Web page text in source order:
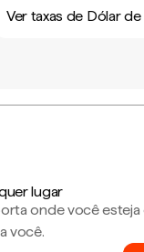
Ver taxas de Dólar
lugar
onde você
você.